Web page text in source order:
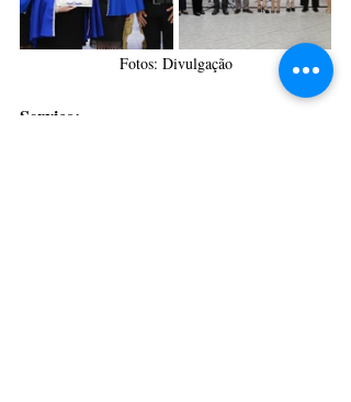
Fotos: Divulgação
Serviço: